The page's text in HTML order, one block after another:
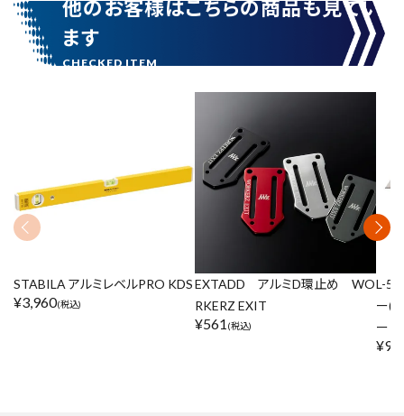
他のお客様はこちらの商品も見てい
ます
STABILA アルミレベルPRO KDS
¥3,960(税込)
EXTADD アルミD環止め WO
RKERZ EXIT
¥561 (税込)
L-
ー(
ー
¥